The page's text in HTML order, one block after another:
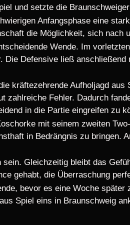
und setzte die
Anfangsphase eine
die Möglichkeit, sich nach
Wende. Im
Defensive ließ anschließend
kräftezehrende Aufholjagd aus
Fehler. Dadurch
in die Partie eingreifen zu
mit seinem zweiten
in Bedrängnis zu bringen.
Gleichzeitig bleibt das
gehabt, die Überraschung
bevor es eine Woche später
Spiel eins in Braunschweig